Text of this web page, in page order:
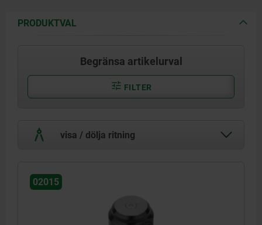
PRODUKTVAL
Begränsa artikelurval
FILTER
visa / dölja ritning
02015